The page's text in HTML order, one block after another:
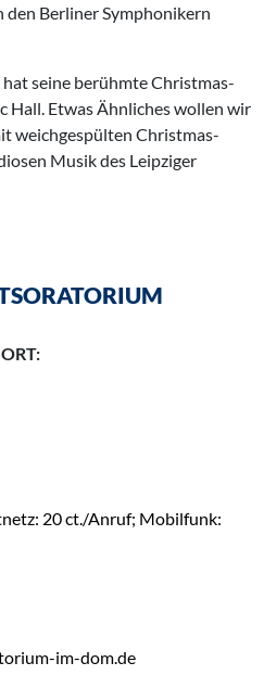
den Berliner Symphonikern
seine berühmte Christmas-
Hall. Etwas Ähnliches wollen wir
weichgespülten Christmas-
Musik des Leipziger
20 ct./Anruf; Mobilfunk:
im-dom.de